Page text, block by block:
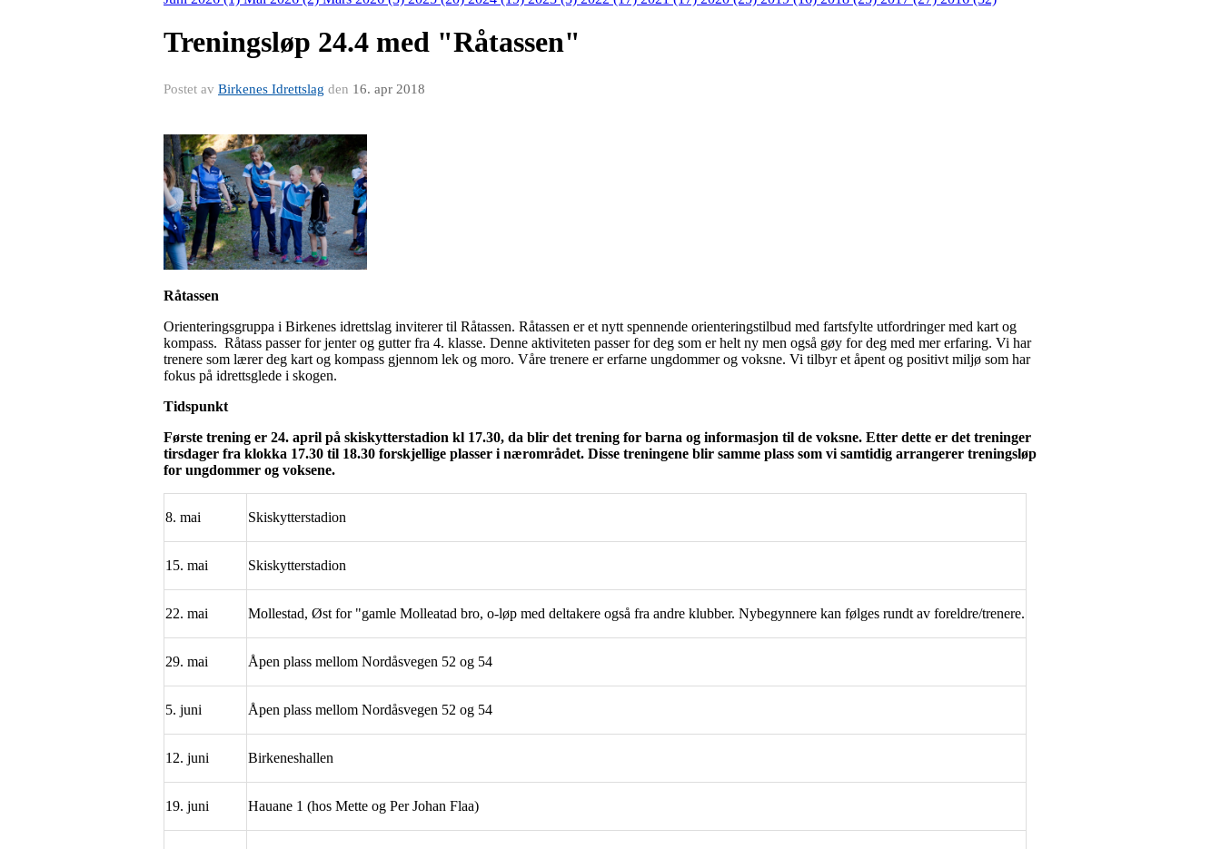
Treningsløp 24.4 med "Råtassen"
Postet av Birkenes Idrettslag den 16. apr 2018
Råtassen
Orienteringsgruppa i Birkenes idrettslag inviterer til Råtassen. Råtassen er et nytt spennende orienteringstilbud med fartsfylte utfordringer med kart og
kompass. Råtass passer for jenter og gutter fra 4. klasse. Denne aktiviteten passer for deg som er helt ny men også gøy for deg med mer erfaring. Vi har
trenere som lærer deg kart og kompass gjennom lek og moro. Våre trenere er erfarne ungdommer og voksne. Vi tilbyr et åpent og positivt miljø som har
fokus på idrettsglede i skogen.
Tidspunkt
Første trening er 24. april på skiskytterstadion kl 17.30, da blir det trening for barna og informasjon til de voksne. Etter dette er det treninger
tirsdager fra klokka 17.30 til 18.30 forskjellige plasser i nærområdet. Disse treningene blir samme plass som vi samtidig arrangerer treningsløp
for ungdommer og voksene.
8. mai Skiskytterstadion
15. mai Skiskytterstadion
22. mai Mollestad, Øst for "gamle Molleatad bro, o-løp med deltakere også fra andre klubber. Nybegynnere kan følges rundt av foreldre/trenere.
29. mai Åpen plass mellom Nordåsvegen 52 og 54
5. juni Åpen plass mellom Nordåsvegen 52 og 54
12. juni Birkeneshallen
19. juni Hauane 1 (hos Mette og Per Johan Flaa)